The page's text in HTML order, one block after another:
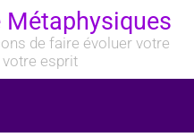
de faire évoluer votre
esprit